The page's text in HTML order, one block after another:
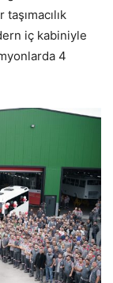
iç kabiniyle
4